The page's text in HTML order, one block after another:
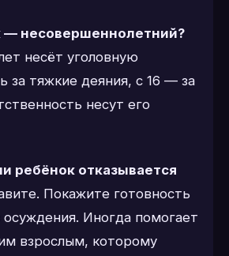
— несовершеннолетний?
несёт уголовную
за тяжкие деяния, с 16 — за
несут его
ребёнок отказывается
Покажите готовность
Иногда помогает
взрослым, которому